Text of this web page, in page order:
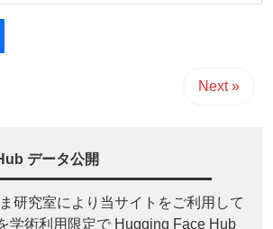
Next »
データ公開
研究室により当サイトをご利用して
学術利用限定で Hugging Face Hub